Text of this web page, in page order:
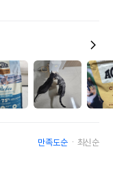
만족도순 최신순